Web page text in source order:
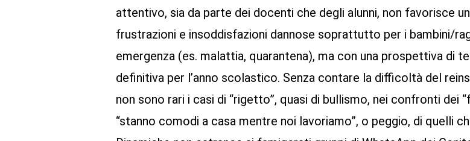
attentivo, sia da parte dei docenti che degli alunni, non favorisce
frustrazioni e insoddisfazioni dannose soprattutto per i bambini/
emergenza (es. malattia, quarantena), ma con una prospettiva di
definitiva per l’anno scolastico. Senza contare la difficoltà del
non sono rari i casi di “rigetto”, quasi di bullismo, nei confronti dei
“stanno comodi a casa mentre noi lavoriamo”, o peggio, di quelli